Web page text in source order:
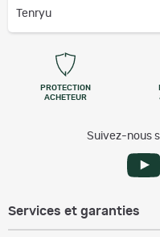
Tenryu
PROTECTION
ACHETEUR
Suivez-nous
Services et garanties